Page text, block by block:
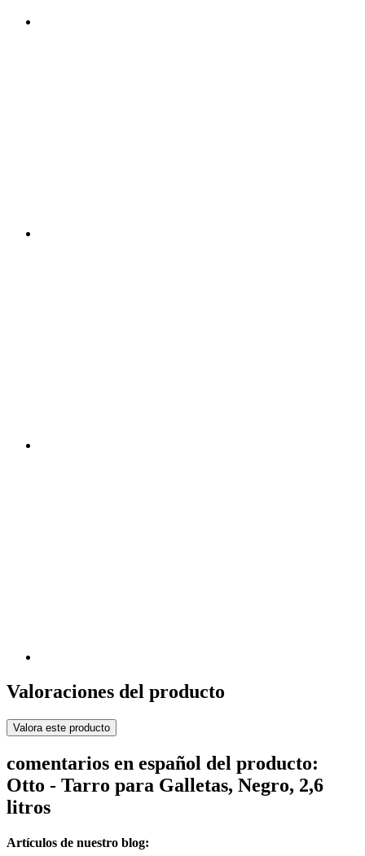
Valoraciones del producto
Valora este producto
comentarios en español del producto:
Otto - Tarro para Galletas, Negro, 2,6
litros
Artículos de nuestro blog: